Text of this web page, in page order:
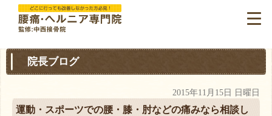
院長ブログ
2015年11月15日 日曜日
運動・スポーツでの腰・膝・肘などの痛みなら相談し